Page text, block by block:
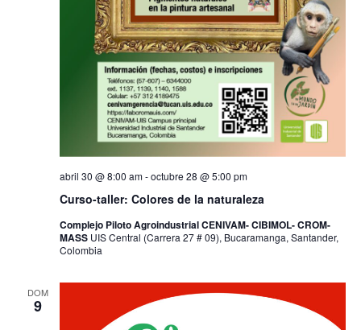
Curso-taller: Colores de la naturaleza
abril 30 @ 8:00 am-octubre 28 @ 5:00 pm
Complejo Piloto Agroindustrial CENIVAM- CIBIMOL- CROM-
MASS UIS Central (Carrera 27 # 09), Bucaramanga, Santander,
Colombia
DOM
9